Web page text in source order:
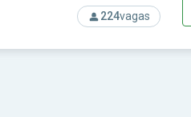
224vagas